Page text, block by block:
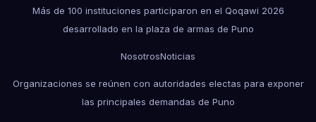
Más de 100 instituciones participaron en el Qoqawi 2026
desarrollado en la plaza de armas de Puno
NosotrosNoticias
Organizaciones se reúnen con autoridades electas para exponer
las principales demandas de Puno